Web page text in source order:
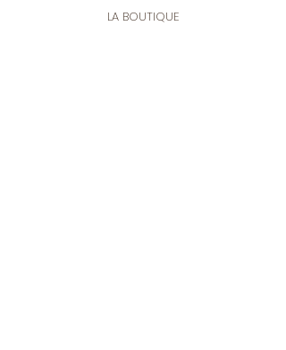
LA BOUTIQUE